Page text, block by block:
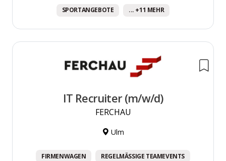
SPORTANGEBOTE ... +11 MEHR
IT Recruiter (m/w/d)
FERCHAU
Ulm
FIRMENWAGEN REGELMÄSSIGE TEAMEVENTS